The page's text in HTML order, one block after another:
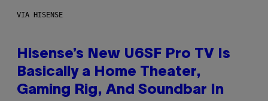
VIA HISENSE
Hisense’s New U6SF Pro TV Is
Basically a Home Theater,
Gaming Rig, And Soundbar In